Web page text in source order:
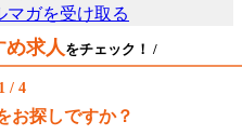
め求人をチェック！ /
1 / 4
お探しですか？